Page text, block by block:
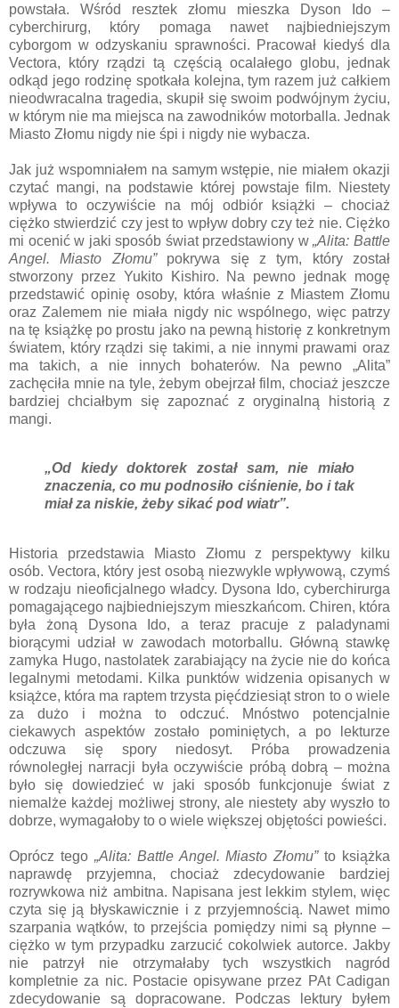
powstała. Wśród resztek złomu mieszka Dyson Ido –
cyberchirurg, który pomaga nawet najbiedniejszym
cyborgom w odzyskaniu sprawności. Pracował kiedyś dla
Vectora, który rządzi tą częścią ocalałego globu, jednak
odkąd jego rodzinę spotkała kolejna, tym razem już całkiem
nieodwracalna tragedia, skupił się swoim podwójnym życiu,
w którym nie ma miejsca na zawodników motorballa. Jednak
Miasto Złomu nigdy nie śpi i nigdy nie wybacza.
Jak już wspomniałem na samym wstępie, nie miałem okazji
czytać mangi, na podstawie której powstaje film. Niestety
wpływa to oczywiście na mój odbiór książki – chociaż
ciężko stwierdzić czy jest to wpływ dobry czy też nie. Ciężko
mi ocenić w jaki sposób świat przedstawiony w„Alita: Battle
Angel. Miasto Złomu”pokrywa się z tym, który został
stworzony przez Yukito Kishiro. Na pewno jednak mogę
przedstawić opinię osoby, która właśnie z Miastem Złomu
oraz Zalemem nie miała nigdy nic wspólnego, więc patrzy
na tę książkę po prostu jako na pewną historię z konkretnym
światem, który rządzi się takimi, a nie innymi prawami oraz
ma takich, a nie innych bohaterów. Na pewno „Alita”
zachęciła mnie na tyle, żebym obejrzał film, chociaż jeszcze
bardziej chciałbym się zapoznać z oryginalną historią z
mangi.
„Od kiedy doktorek został sam, nie miało
znaczenia, co mu podnosiło ciśnienie, bo i tak
miał za niskie, żeby sikać pod wiatr”.
Historia przedstawia Miasto Złomu z perspektywy kilku
osób. Vectora, który jest osobą niezwykle wpływową, czymś
w rodzaju nieoficjalnego władcy. Dysona Ido, cyberchirurga
pomagającego najbiedniejszym mieszkańcom. Chiren, która
była żoną Dysona Ido, a teraz pracuje z paladynami
biorącymi udział w zawodach motorballu. Główną stawkę
zamyka Hugo, nastolatek zarabiający na życie nie do końca
legalnymi metodami. Kilka punktów widzenia opisanych w
książce, która ma raptem trzysta pięćdziesiąt stron to o wiele
za dużo i można to odczuć. Mnóstwo potencjalnie
ciekawych aspektów zostało pominiętych, a po lekturze
odczuwa się spory niedosyt. Próba prowadzenia
równoległej narracji była oczywiście próbą dobrą – można
było się dowiedzieć w jaki sposób funkcjonuje świat z
niemalże każdej możliwej strony, ale niestety aby wyszło to
dobrze, wymagałoby to o wiele większej objętości powieści.
Oprócz tego „Alita: Battle Angel. Miasto Złomu”to książka
naprawdę przyjemna, chociaż zdecydowanie bardziej
rozrywkowa niż ambitna. Napisana jest lekkim stylem, więc
czyta się ją błyskawicznie i z przyjemnością. Nawet mimo
szarpania wątków, to przejścia pomiędzy nimi są płynne –
ciężko w tym przypadku zarzucić cokolwiek autorce. Jakby
nie patrzył nie otrzymałaby tych wszystkich nagród
kompletnie za nic. Postacie opisywane przez PAt Cadigan
zdecydowanie są dopracowane. Podczas lektury byłem